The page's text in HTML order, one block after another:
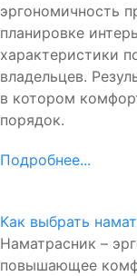
эргономичность
планировке
характеристики
владельцев.
в котором
порядок.
Подробнее...
Как выбрать
Наматрасник –
повышающее